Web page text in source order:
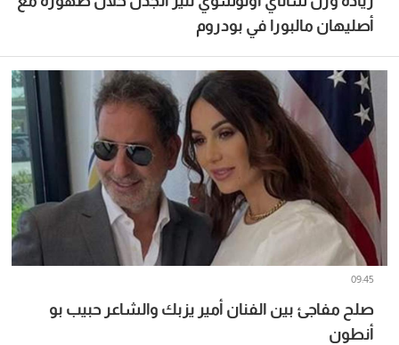
أصليهان مالبورا في بودروم
صلح مفاجئ بين الفنان أمير يزبك والشاعر حبيب بو
أنطون
09:45